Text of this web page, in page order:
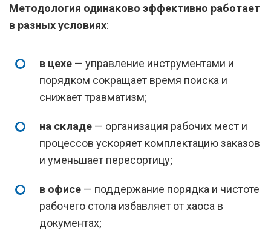
Методология одинаково эффективно работает
в разных условиях:
в цехе — управление инструментами и
порядком сокращает время поиска и
снижает травматизм;
на складе — организация рабочих мест и
процессов ускоряет комплектацию заказов
и уменьшает пересортицу;
в офисе — поддержание порядка и чистоте
рабочего стола избавляет от хаоса в
документах;